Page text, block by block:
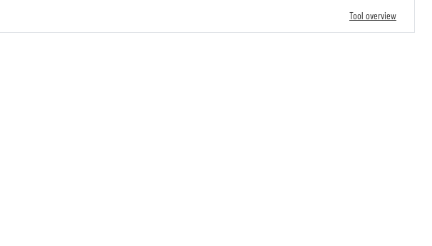
Tool overview